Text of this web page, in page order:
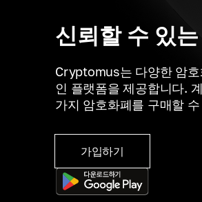
신뢰할 수 있
Cryptomus는 다양한 암
인 플랫폼을 제공합니다.
가지 암호화폐를 구매할
가입하기